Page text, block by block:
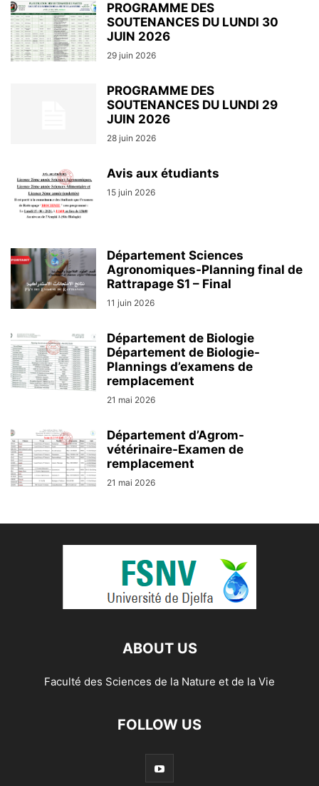
PROGRAMME DES
SOUTENANCES DU LUNDI 30
JUIN 2026
29 juin 2026
PROGRAMME DES
SOUTENANCES DU LUNDI 29
JUIN 2026
28 juin 2026
Avis aux étudiants
15 juin 2026
Département Sciences
Agronomiques-Planning final de
Rattrapage S1 – Final
11 juin 2026
Département de Biologie
Département de Biologie-
Plannings d’examens de
remplacement
21 mai 2026
Département d’Agrom-
vétérinaire-Examen de
remplacement
21 mai 2026
ABOUT US
Faculté des Sciences de la Nature et de la Vie
FOLLOW US